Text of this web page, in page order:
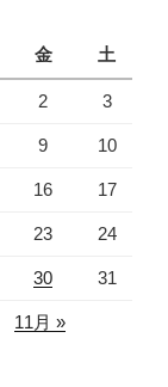
金 土
2 3
9 10
16 17
23 24
30 31
11月 »